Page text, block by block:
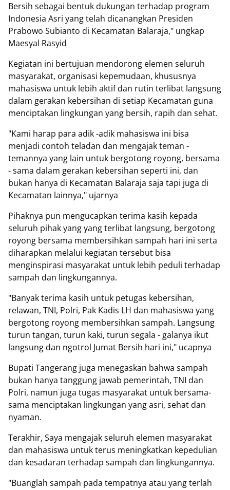
Bersih sebagai bentuk dukungan terhadap program
Indonesia Asri yang telah dicanangkan Presiden
Prabowo Subianto di Kecamatan Balaraja," ungkap
Maesyal Rasyid
Kegiatan ini bertujuan mendorong elemen seluruh
masyarakat, organisasi kepemudaan, khususnya
mahasiswa untuk lebih aktif dan rutin terlibat langsung
dalam gerakan kebersihan di setiap Kecamatan guna
menciptakan lingkungan yang bersih, rapih dan sehat.
"Kami harap para adik -adik mahasiswa ini bisa
menjadi contoh teladan dan mengajak teman -
temannya yang lain untuk bergotong royong, bersama
- sama dalam gerakan kebersihan seperti ini, dan
bukan hanya di Kecamatan Balaraja saja tapi juga di
Kecamatan lainnya," ujarnya
Pihaknya pun mengucapkan terima kasih kepada
seluruh pihak yang yang terlibat langsung, bergotong
royong bersama membersihkan sampah hari ini serta
diharapkan melalui kegiatan tersebut bisa
menginspirasi masyarakat untuk lebih peduli terhadap
sampah dan lingkungannya.
"Banyak terima kasih untuk petugas kebersihan,
relawan, TNI, Polri, Pak Kadis LH dan mahasiswa yang
bergotong royong membersihkan sampah. Langsung
turun tangan, turun kaki, turun segala - galanya ikut
langsung dan ngotrol Jumat Bersih hari ini," ucapnya
Bupati Tangerang juga menegaskan bahwa sampah
bukan hanya tanggung jawab pemerintah, TNI dan
Polri, namun juga tugas masyarakat untuk bersama-
sama menciptakan lingkungan yang asri, sehat dan
nyaman.
Terakhir, Saya mengajak seluruh elemen masyarakat
dan mahasiswa untuk terus meningkatkan kepedulian
dan kesadaran terhadap sampah dan lingkungannya.
"Buanglah sampah pada tempatnya atau yang terlah